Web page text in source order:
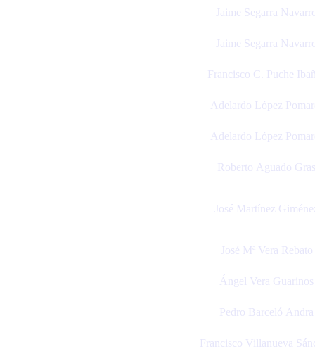
Jaime Segarra
Jaime Segarra
Francisco C. Puche
Adelardo López
Adelardo López
Roberto Aguado Gras
José Martínez
José Mª Vera Rebato
Ángel Vera Guarinos
Pedro Barceló Andra
Francisco Villanueva